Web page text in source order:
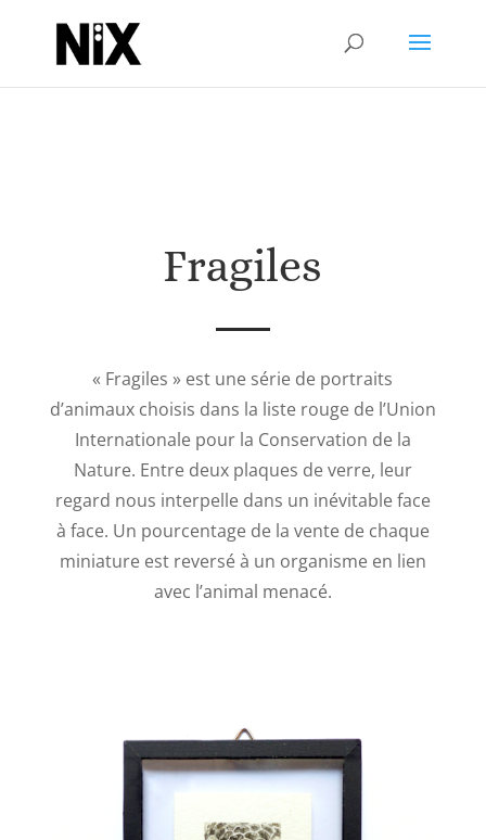
Fragiles
« Fragiles » est une série de portraits
d’animaux choisis dans la liste rouge de l’Union
Internationale pour la Conservation de la
Nature. Entre deux plaques de verre, leur
regard nous interpelle dans un inévitable face
à face. Un pourcentage de la vente de chaque
miniature est reversé à un organisme en lien
avec l’animal menacé.